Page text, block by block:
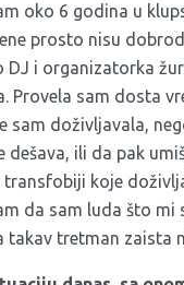
oko 6 godina u
prosto nisu
DJ i organizatorka
Provela sam dosta
sam doživljavala,
dešava, ili da pak
koje
da sam luda što
tretman zaista